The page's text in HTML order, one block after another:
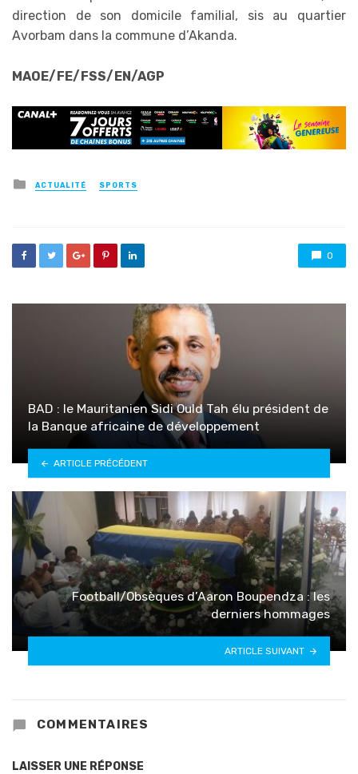
direction de son domicile familial, sis au quartier
Avorbam dans la commune d’Akanda.
MAOE/FE/FSS/EN/AGP
Posted
in
ACTUALITÉ SPORTS
0
BAD : le Mauritanien Sidi Ould Tah élu président de
la Banque africaine de développement
ARTICLE PRÉCÉDENT
Football/Obsèques d’Aaron Boupendza : les
derniers hommages
ARTICLE SUIVANT
COMMENTAIRES
LAISSER UNE RÉPONSE